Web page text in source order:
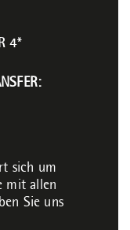
4*
sich um
mit allen
Sie uns